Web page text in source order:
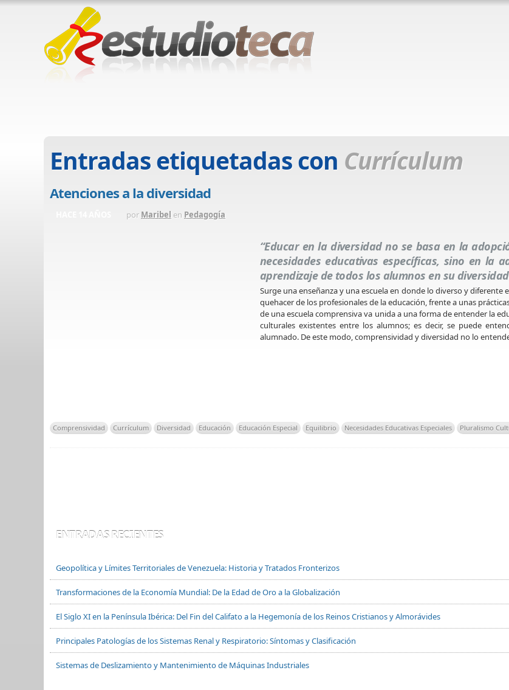
Entradas etiquetadas con Currículum
Atenciones a la diversidad
por Maribel en Pedagogía
“Educar en la diversidad no se basa en la
necesidades educativas específicas, sino en la
aprendizaje de todos los alumnos en su
Surge una enseñanza y una escuela en donde lo diverso y
quehacer de los profesionales de la educación, frente a unas
de una escuela comprensiva va unida a una forma de entender la
culturales existentes entre los alumnos; es decir, se puede
alumnado. De este modo, comprensividad y diversidad no lo
Comprensividad Currículum Diversidad Educación Educación Especial Equilibrio Necesidades Educativas Especiales Pluralismo
ENTRADAS RECIENTES
Geopolítica y Límites Territoriales de Venezuela: Historia y Tratados Fronterizos
Transformaciones de la Economía Mundial: De la Edad de Oro a la Globalización
El Siglo XI en la Península Ibérica: Del Fin del Califato a la Hegemonía de los Reinos Cristianos y Almorávides
Principales Patologías de los Sistemas Renal y Respiratorio: Síntomas y Clasificación
Sistemas de Deslizamiento y Mantenimiento de Máquinas Industriales